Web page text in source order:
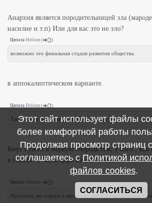
Анархия является породительницей зла
насилие и.т.п) Или для вас это не зло?
Цитата Helium ( )
возможно это финальная стадия развития общества.
в аппокалиптическом варианте.
Цитата Helium ( )
Так всем ли нужен кнут? Вам нужен кнут?
Кнут нужен в первую очередь тем, у кого , как
в голове. У меня царь на своем месте.
Цитата Helium
Простите, но говоря о науке следует использовать
Этот сайт использует файлы
более комфортной работы
Продолжая просмотр страниц
соглашаетесь сПолитикой
файлов cookies.
СОГЛАСИТЬСЯ